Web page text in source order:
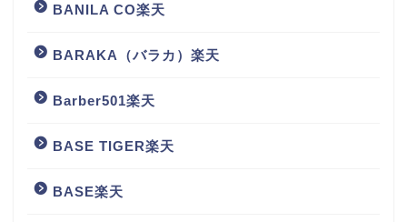
BANILA CO楽天
BARAKA（バラカ）楽天
Barber501楽天
BASE TIGER楽天
BASE楽天